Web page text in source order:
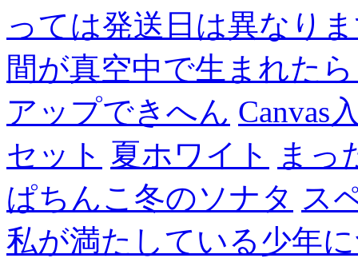
っては発送日は異なり
間が真空中で生まれた
アップできへん Canvas
セット 夏ホワイト
まっ
ぱちんこ冬のソナタ ス
私が満たしている少年